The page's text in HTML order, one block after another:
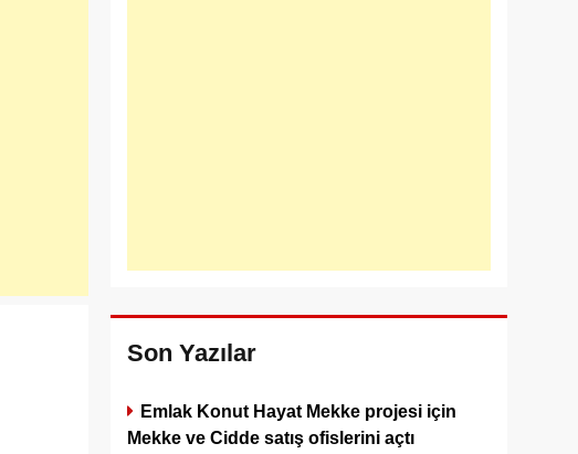
Son Yazılar
Emlak Konut Hayat Mekke projesi için
Mekke ve Cidde satış ofislerini açtı